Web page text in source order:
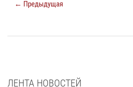
← Предыдущая
ЛЕНТА НОВОСТЕЙ